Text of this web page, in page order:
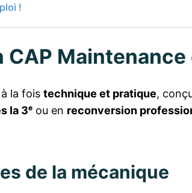
!
la fois technique et pratique,
la 3ᵉ ou en reconversion
de la mécanique